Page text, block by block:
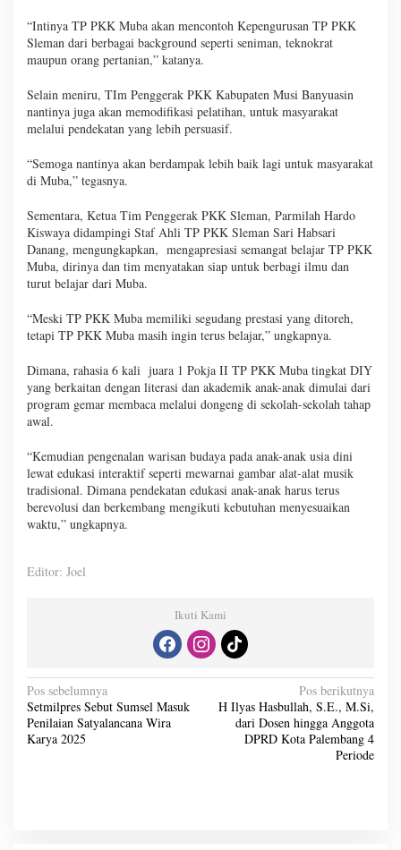
“Intinya TP PKK Muba akan mencontoh Kepengurusan TP PKK
Sleman dari berbagai background seperti seniman, teknokrat
maupun orang pertanian,” katanya.
Selain meniru, TIm Penggerak PKK Kabupaten Musi Banyuasin
nantinya juga akan memodifikasi pelatihan, untuk masyarakat
melalui pendekatan yang lebih persuasif.
“Semoga nantinya akan berdampak lebih baik lagi untuk masyarakat
di Muba,” tegasnya.
Sementara, Ketua Tim Penggerak PKK Sleman, Parmilah Hardo
Kiswaya didampingi Staf Ahli TP PKK Sleman Sari Habsari
Danang, mengungkapkan, mengapresiasi semangat belajar TP PKK
Muba, dirinya dan tim menyatakan siap untuk berbagi ilmu dan
turut belajar dari Muba.
“Meski TP PKK Muba memiliki segudang prestasi yang ditoreh,
tetapi TP PKK Muba masih ingin terus belajar,” ungkapnya.
Dimana, rahasia 6 kali juara 1 Pokja II TP PKK Muba tingkat DIY
yang berkaitan dengan literasi dan akademik anak-anak dimulai dari
program gemar membaca melalui dongeng di sekolah-sekolah tahap
awal.
“Kemudian pengenalan warisan budaya pada anak-anak usia dini
lewat edukasi interaktif seperti mewarnai gambar alat-alat musik
tradisional. Dimana pendekatan edukasi anak-anak harus terus
berevolusi dan berkembang mengikuti kebutuhan menyesuaikan
waktu,” ungkapnya.
Editor: Joel
Ikuti Kami
N
a
v
Pos sebelumnya
Setmilpres Sebut Sumsel Masuk
Penilaian Satyalancana Wira
Karya 2025
Pos berikutnya
H Ilyas Hasbullah, S.E., M.Si,
dari Dosen hingga Anggota
DPRD Kota Palembang 4
Periode